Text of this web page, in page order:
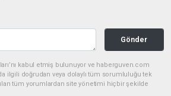
Gönder
kabul etmiş bulunuyor ve haberguven.com
ilgili doğrudan veya dolaylı tüm sorumluluğu tek
tüm yorumlardan site yönetimi hiçbir şekilde